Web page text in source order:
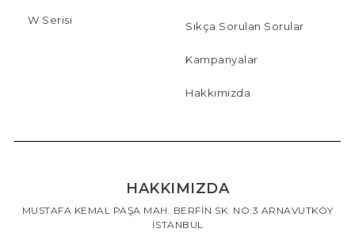
W Serisi Sıkça Sorulan Sorular
Kampanyalar
Hakkımızda
HAKKIMIZDA
MUSTAFA KEMAL PAŞA MAH. BERFİN SK. NO:3 ARNAVUTKÖY
İSTANBUL